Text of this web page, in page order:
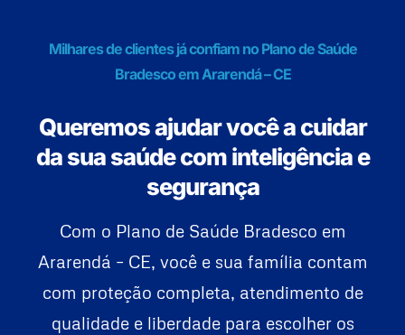
Milhares de clientes já confiam no Plano de Saúde
Bradesco em Ararendá – CE
Queremos ajudar você a cuidar
da sua saúde com inteligência e
segurança
Com o Plano de Saúde Bradesco em
Ararendá – CE, você e sua família contam
com proteção completa, atendimento de
qualidade e liberdade para escolher os